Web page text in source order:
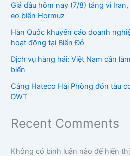
Giá dầu hôm nay (7/8) tăng vì
eo biển Hormuz
Hàn Quốc khuyến cáo doanh
hoạt động tại Biển Đỏ
Dịch vụ hàng hải: Việt Nam cần
biển
Cảng Hateco Hải Phòng đón tàu
DWT
Recent Comments
Không có bình luận nào để hiển